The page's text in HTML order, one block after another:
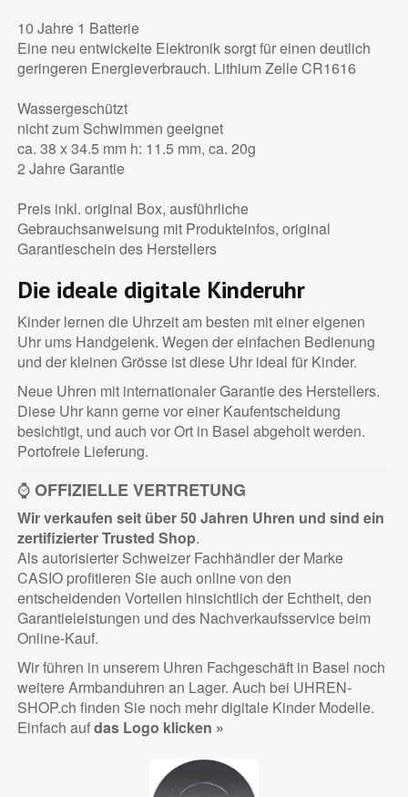
10 Jahre 1 Batterie
Eine neu entwickelte Elektronik sorgt für einen deutlich
geringeren Energieverbrauch. Lithium Zelle CR1616
Wassergeschützt
nicht zum Schwimmen geeignet
ca. 38 x 34.5 mm h: 11.5 mm, ca. 20g
2 Jahre Garantie
Preis inkl. original Box, ausführliche
Gebrauchsanweisung mit Produkteinfos, original
Garantieschein des Herstellers
Die ideale digitale Kinderuhr
Kinder lernen die Uhrzeit am besten mit einer eigenen
Uhr ums Handgelenk. Wegen der einfachen Bedienung
und der kleinen Grösse ist diese Uhr ideal für Kinder.
Neue Uhren mit internationaler Garantie des Herstellers.
Diese Uhr kann gerne vor einer Kaufentscheidung
besichtigt, und auch vor Ort in Basel abgeholt werden.
Portofreie Lieferung.
⌚OFFIZIELLE VERTRETUNG
Wir verkaufen seit über 50 Jahren Uhren und sind ein
zertifizierterTrusted Shop.
Als autorisierter Schweizer Fachhändler der Marke
CASIO profitieren Sie auch online von den
entscheidenden Vorteilen hinsichtlich der Echtheit, den
Garantieleistungen und des Nachverkaufsservice beim
Online-Kauf.
Wir führen in unserem Uhren Fachgeschäft in Basel noch
weitere Armbanduhren an Lager. Auch bei UHREN-
SHOP.ch finden Sie noch mehr digitale Kinder Modelle.
Einfach aufdas Logo klicken »